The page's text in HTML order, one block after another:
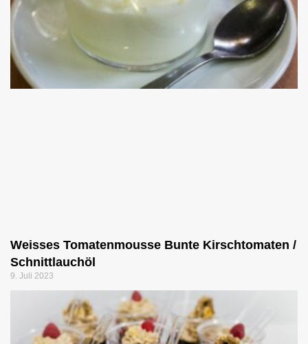
Weisses Tomatenmousse Bunte Kirschtomaten /
Schnittlauchöl
9. Juli 2023